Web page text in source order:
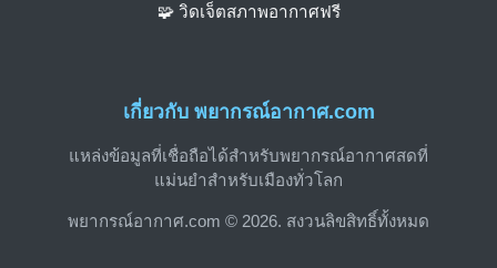
เกี่ยวกับ พยากรณ์อากาศ.com
แหล่งข้อมูลที่เชื่อถือได้สำหรับพยากรณ์อากาศสดที่
แม่นยำสำหรับเมืองทั่วโลก
พยากรณ์อากาศ.com © 2026. สงวนลิขสิทธิ์ทั้งหมด
🧩 วิดเจ็ตสภาพอากาศฟรี